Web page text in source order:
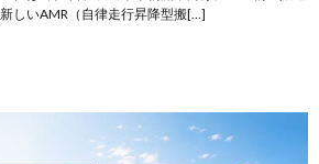
しいAMR（自律走行昇降型搬[…]